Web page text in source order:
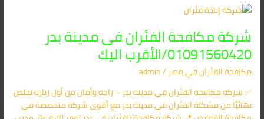
شركة مكافحة الفئران فى مدينة بدر
01091560420/الأقرب اليك
مكافحة الفئران​ في مصر/
admin
✅ شركة مكافحة الفئران في مدينة بدر – راحة وأمان من أول زيارة تخلص
نهائيًا من مشكلة الفئران في مدينة بدر مع أقوى شركة متخصصة في
شركة
الفئران
فى
مدينة
بدر
الأقرب
اليك